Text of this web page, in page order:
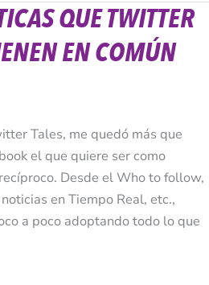
QUE TWITTER
EN COMÚN
Tales, me quedó más que
el que quiere ser como
Desde el Who to follow,
en Tiempo Real, etc.,
a poco adoptando todo lo que